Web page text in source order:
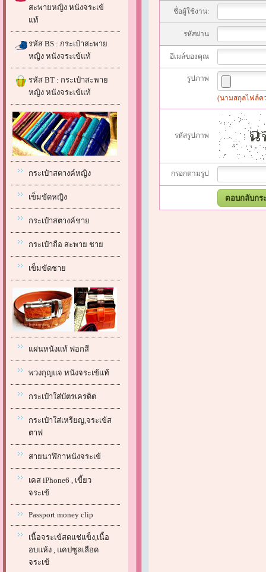
สะพายหญิง หนังจระเข้
แท้
รหัส BS : กระเป๋าสะพาย
หญิง หนังจระเข้แท้
รหัส BT : กระเป๋าสะพาย
หญิง หนังจระเข้แท้
กระเป๋าสตางค์หญิง
เข็มขัดหญิง
กระเป๋าสตางค์ชาย
กระเป๋าถือ สะพาย ชาย
เข็มขัดชาย
แผ่นหนังแท้ ฟอกสี
พวงกุญแจ หนังจระเข้แท้
กระเป๋าใส่บัตรเครดิต
กระเป๋าใส่เหรียญ,จระเข้ส
ตาฟ
สายนาฬิกาหนังจระเข้
เคส iPhone6 , เขี้ยว
จระเข้
Passport money clip
เนื้อจระเข้สดแช่แข็ง,เนื้อ
อบแห้ง , แคปซูลเลือด
จระเข้
ชื่อผู้ใช้งาน:
รหัสผ่าน
อีเมล์ของคุณ
รูปภาพ
(นามสกุลไฟล์คว
รหัสรูปภาพ
กรอกตามรูป